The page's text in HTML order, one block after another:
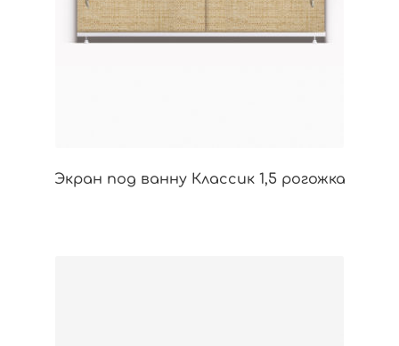
Экран под ванну Классик 1,5 рогожка